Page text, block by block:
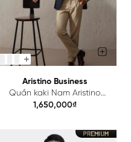
Aristino Business
Quần kaki Nam Aristino
Business Cotton 1KK00803
1,650,000₫